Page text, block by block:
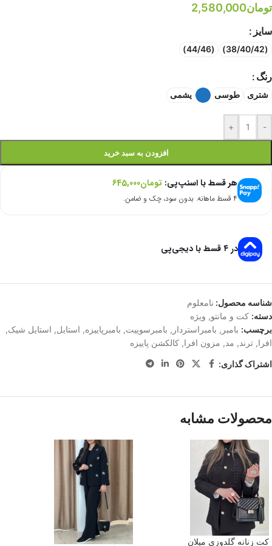
تومان2,580,000
سایز
(38/40/42)
(44/46)
رنگ
شتری طوسی یشمی
-
+
افزودن به سبد خرید
هر قسط با اسنپ‌پی: تومان645,000
۴ قسط ماهانه. بدون سود، چک و ضامن.
در ۴ قسط با دیجی‌پی
شناسه محصول: نامعلوم
دسته: کت و مانتو, ویژه
برچسب: بامبر , بامبراستردار , بامبرسوییت, بامبرپاییزه, استایل, استایل شیک,
افرا, ترند, مد, مزون افرا, کالکشن پاییزه
اشتراک گذاری:
محصولات مشابه
کت زنانه گلدوزی میلان